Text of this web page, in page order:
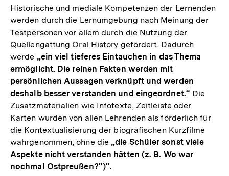
Historische und mediale Kompetenzen der Lernenden
werden durch die Lernumgebung nach Meinung der
Testpersonen vor allem durch die Nutzung der
Quellengattung Oral History gefördert. Dadurch
werde „ein viel tieferes Eintauchen in das Thema
ermöglicht. Die reinen Fakten werden mit
persönlichen Aussagen verknüpft und werden
deshalb besser verstanden und eingeordnet.“ Die
Zusatzmaterialien wie Infotexte, Zeitleiste oder
Karten wurden von allen Lehrenden als förderlich für
die Kontextualisierung der biografischen Kurzfilme
wahrgenommen, ohne die „die Schüler sonst viele
Aspekte nicht verstanden hätten (z. B. Wo war
nochmal Ostpreußen?“)“.